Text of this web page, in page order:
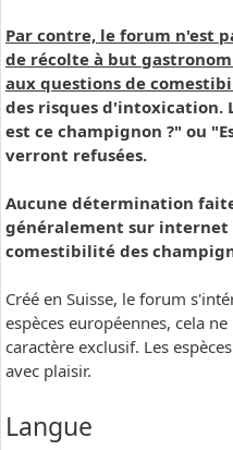
Par contre, le forum n'est
de récolte à but
aux questions de
des risques d'intoxication.
est ce champignon ?" ou
verront refusées.
Aucune détermination
généralement sur
comestibilité des
Créé en Suisse, le forum
espèces européennes, cela
caractère exclusif. Les
avec plaisir.
Langue